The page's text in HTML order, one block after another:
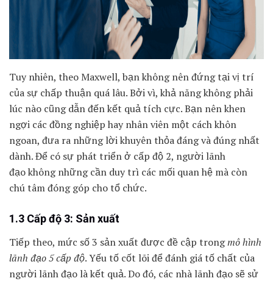
Tuy nhiên, theo Maxwell, bạn không nên đứng tại vị trí
của sự chấp thuận quá lâu. Bởi vì, khả năng không phải
lúc nào cũng dẫn đến kết quả tích cực. Bạn nên khen
ngợi các đồng nghiệp hay nhân viên một cách khôn
ngoan, đưa ra những lời khuyên thỏa đáng và đúng nhất
dành. Để có sự phát triển ở cấp độ 2, người lãnh
đạo không những cần duy trì các mối quan hệ mà còn
chú tâm đóng góp cho tổ chức.
1.3 Cấp độ 3: Sản xuất
Tiếp theo, mức số 3 sản xuất được đề cập trongmô hình
lãnh đạo 5 cấp độ. Yếu tố cốt lõi để đánh giá tố chất của
người lãnh đạo là kết quả. Do đó, các nhà lãnh đạo sẽ sử